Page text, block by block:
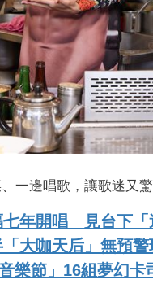
一邊唱歌，讓歌迷又
年開唱 見台下「
大咖天后」無預
樂節」16組夢幻